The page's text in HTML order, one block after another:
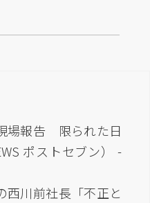
場報告 限られた日
ポストセブン） -
西川前社長「不正と